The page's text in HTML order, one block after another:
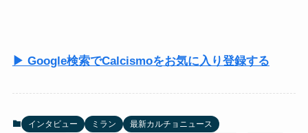
▶ Google検索でCalcismoをお気に入り登録する
インタビュー ミラン
最新カルチョニュース